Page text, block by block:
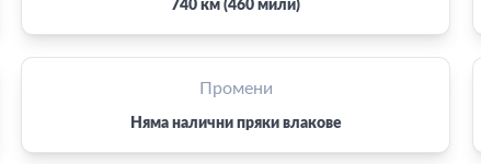
740 км (460 мили)
Промени
Няма налични пряки влакове